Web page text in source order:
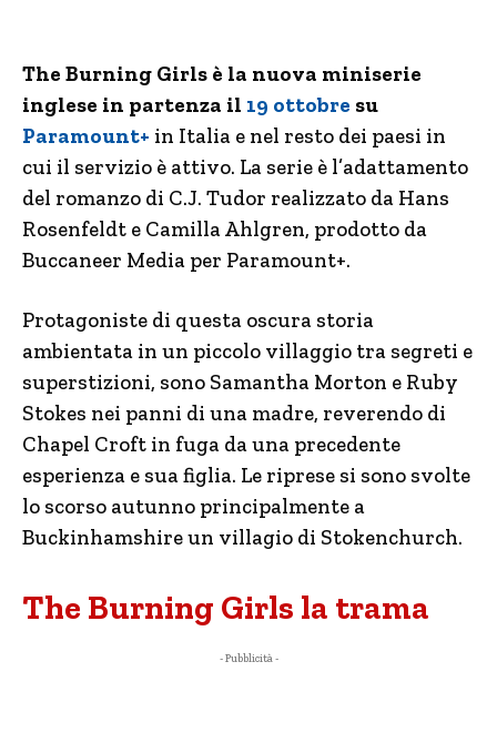
The Burning Girls è la nuova miniserie
inglese in partenza il 19 ottobre su
Paramount+ in Italia e nel resto dei paesi in
cui il servizio è attivo. La serie è l’adattamento
del romanzo di C.J. Tudor realizzato da Hans
Rosenfeldt e Camilla Ahlgren, prodotto da
Buccaneer Media per Paramount+.
Protagoniste di questa oscura storia
ambientata in un piccolo villaggio tra segreti e
superstizioni, sono Samantha Morton e Ruby
Stokes nei panni di una madre, reverendo di
Chapel Croft in fuga da una precedente
esperienza e sua figlia. Le riprese si sono svolte
lo scorso autunno principalmente a
Buckinhamshire un villagio di Stokenchurch.
The Burning Girls la trama
- Pubblicità -